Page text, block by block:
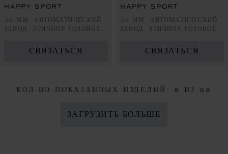
HAPPY SPORT
36 ММ, АВТОМАТИЧЕСКИЙ
ЗАВОД, ЭТИЧНОЕ РОЗОВОЕ
БРИЛЛИАНТЫСВЯЗАТЬСЯ
HAPPY SPORT
30 ММ, АВТОМАТИЧЕСКИЙ
ЗАВОД, ЭТИЧНОЕ РОЗОВОЕ
БРИЛЛИАНТЫСВЯЗАТЬСЯ
КОЛ-ВО ПОКАЗАННЫХ ИЗДЕЛИЙ: 8 ИЗ 98
ЗАГРУЗИТЬ БОЛЬШЕ